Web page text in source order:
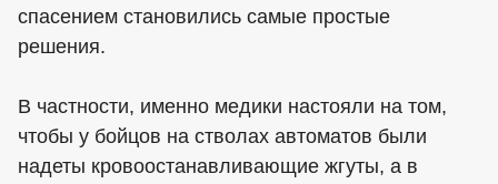
спасением становились самые простые
решения.
В частности, именно медики настояли на том,
чтобы у бойцов на стволах автоматов были
надеты кровоостанавливающие жгуты, а в